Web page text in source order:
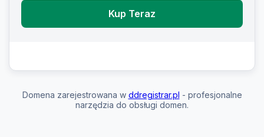
Kup Teraz
Domena zarejestrowana w ddregistrar.pl - profesjonalne
narzędzia do obsługi domen.